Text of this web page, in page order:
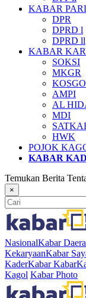
KABAR
DPR
DPRD l
DPRD ll
KABAR
SOKSI
MKGR
AMPI
AL
MDI
HWK
POJOK
KABAR
Temukan Berita
×
NasionalKabar
KekaryaanKabar
KaderKabar Kabar
Kagol Kabar Photo